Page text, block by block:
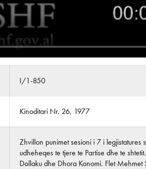
I/1-850
Kinoditari Nr. 26, 1977
Zhvillon punimet sesioni i 7 i
udheheqes te tjere te Partise dhe te
Dollaku dhe Dhora Konomi. Flet